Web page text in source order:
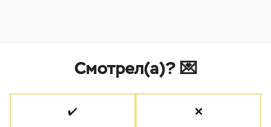
Смотрел(а)? 💌
✔️ ❌